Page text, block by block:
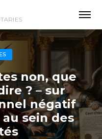
non, que
? – sur
négatif
sein des